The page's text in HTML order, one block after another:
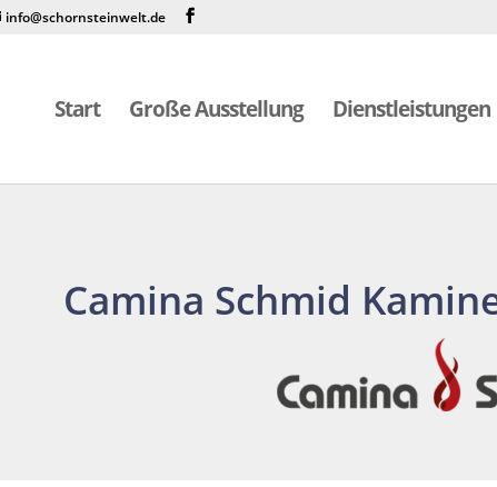
info@schornsteinwelt.de
Start Große Ausstellung Dienstleistungen
Camina Schmid